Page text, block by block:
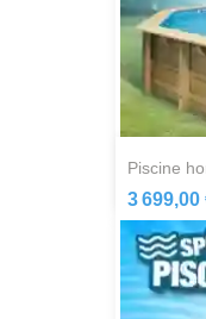
piscine
3 699,00